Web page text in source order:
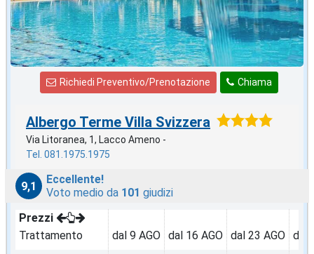
Chiama
Richiedi Preventivo/Prenotazione
Albergo Terme Villa Svizzera
Via Litoranea, 1, Lacco Ameno -
Tel. 081.1975.1975
9,1
Eccellente!
Voto medio da 101 giudizi
Prezzi
Trattamento
dal 9 AGO dal 16 AGO dal 23 AGO dal